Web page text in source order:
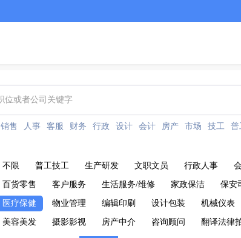
销售 人事 客服 财务 行政 设计 会计 房产 市场 技工 普
不限 普工技工 生产研发 文职文员 行政人事
百货零售 客户服务 生活服务/维修 家政保洁 保安
医疗保健 物业管理 编辑印刷 设计包装 机械仪表
美容美发 摄影影视 房产中介 咨询顾问 翻译法律